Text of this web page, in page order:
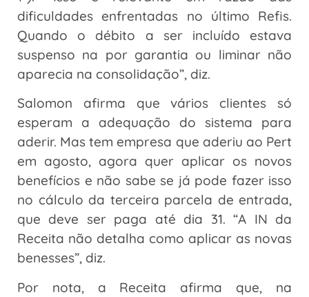
dificuldades enfrentadas no último Refis.
Quando o débito a ser incluído estava
suspenso na por garantia ou liminar não
aparecia na consolidação”, diz.
Salomon afirma que vários clientes só
esperam a adequação do sistema para
aderir. Mas tem empresa que aderiu ao Pert
em agosto, agora quer aplicar os novos
benefícios e não sabe se já pode fazer isso
no cálculo da terceira parcela de entrada,
que deve ser paga até dia 31. “A IN da
Receita não detalha como aplicar as novas
benesses”, diz.
Por nota, a Receita afirma que, na